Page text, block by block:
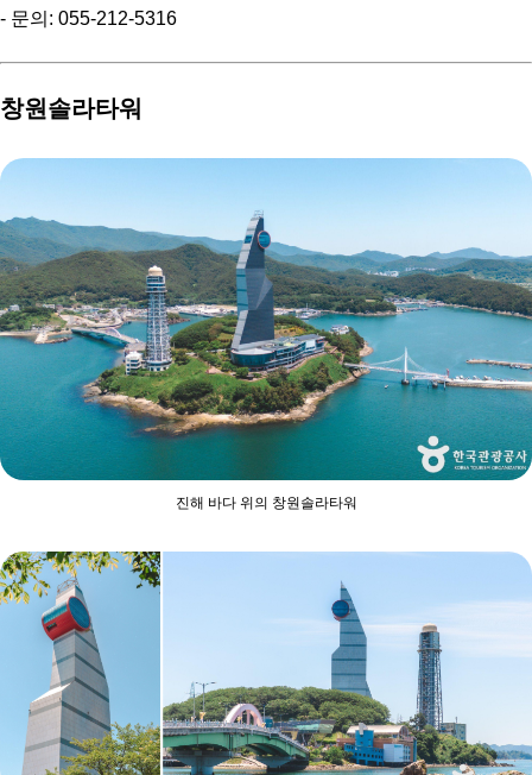
- 문의: 055-212-5316
창원솔라타워
진해 바다 위의 창원솔라타워